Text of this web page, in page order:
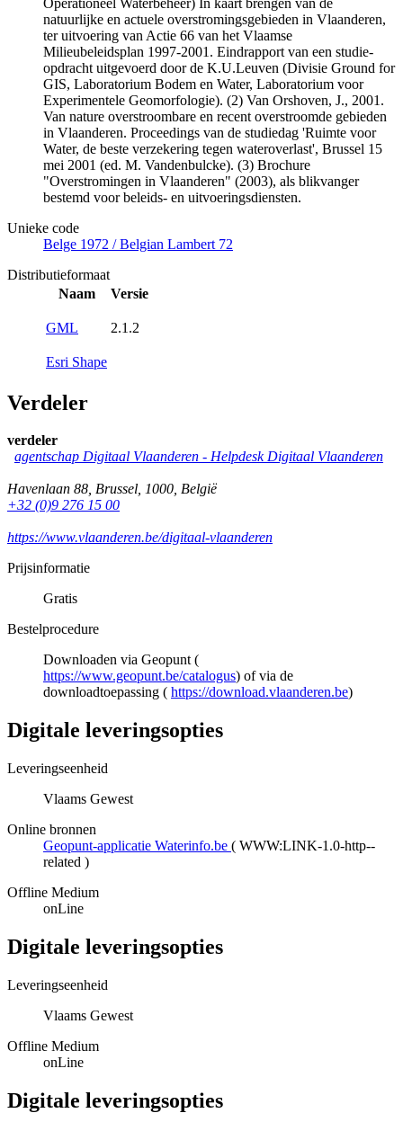
natuurlijke en actuele overstromingsgebieden in Vlaanderen,
ter uitvoering van Actie 66 van het Vlaamse
Milieubeleidsplan 1997-2001. Eindrapport van een studie-
opdracht uitgevoerd door de K.U.Leuven (Divisie Ground for
GIS, Laboratorium Bodem en Water, Laboratorium voor
Experimentele Geomorfologie). (2) Van Orshoven, J., 2001.
Van nature overstroombare en recent overstroomde gebieden
in Vlaanderen. Proceedings van de studiedag 'Ruimte voor
Water, de beste verzekering tegen wateroverlast', Brussel 15
mei 2001 (ed. M. Vandenbulcke). (3) Brochure
"Overstromingen in Vlaanderen" (2003), als blikvanger
bestemd voor beleids- en uitvoeringsdiensten.
Unieke code
Belge 1972 / Belgian Lambert 72
Distributieformaat
Naam
Versie
GML 2.1.2
Esri Shape
Verdeler
verdeler
agentschap Digitaal Vlaanderen - Helpdesk Digitaal Vlaanderen
Havenlaan 88, Brussel, 1000, België
+32 (0)9 276 15 00
https://www.vlaanderen.be/digitaal-vlaanderen
Prijsinformatie
Gratis
Bestelprocedure
Downloaden via Geopunt (
https://www.geopunt.be/catalogus) of via de
downloadtoepassing ( https://download.vlaanderen.be)
Digitale leveringsopties
Leveringseenheid
Vlaams Gewest
Online bronnen
Geopunt-applicatie Waterinfo.be ( WWW:LINK-1.0-http--
related )
Offline Medium
onLine
Digitale leveringsopties
Leveringseenheid
Vlaams Gewest
Offline Medium
onLine
Digitale leveringsopties